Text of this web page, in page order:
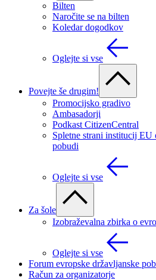
Bilten
Naročite se na bilten
Koledar dogodkov
Oglejte si vse
Povejte še drugim!
Promocijsko gradivo
Ambasadorji
Podkast CitizenCentral
Spletne strani institucij
pobudi
Oglejte si vse
Za šole
Izobraževalna zbirka o
Oglejte si vse
Forum evropske državljanske
Račun za organizatorje